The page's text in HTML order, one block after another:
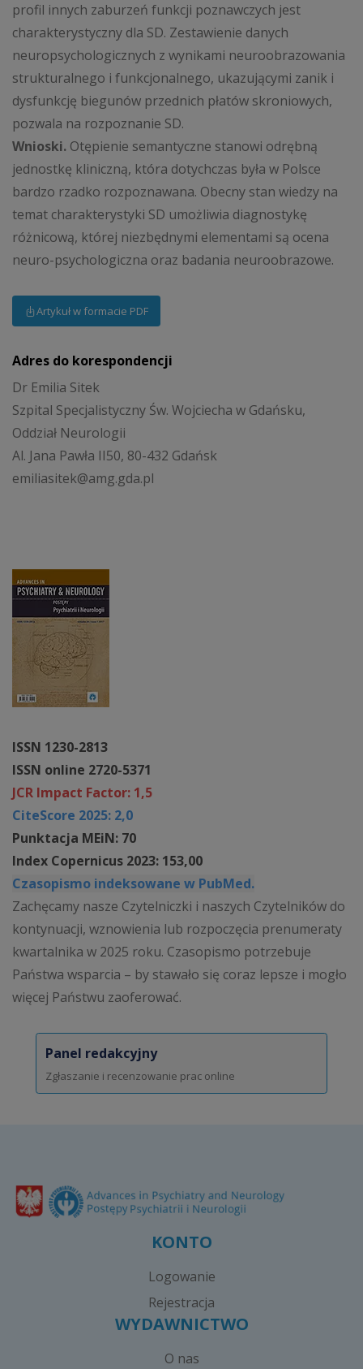
ISSN 1230-2813
ISSN online 2720-5371
JCR Impact Factor: 1,5
CiteScore 2025: 2,0
Punktacja MEiN: 70
Index Copernicus 2023: 153,00
Czasopismo indeksowane w PubMed.
Zachęcamy nasze Czytelniczki i naszych Czytelników do
kontynuacji, wznowienia lub rozpoczęcia prenumeraty
kwartalnika w 2025 roku. Czasopismo potrzebuje
Państwa wsparcia – by stawało się coraz lepsze i mogło
więcej Państwu zaoferować.
Panel redakcyjny
Zgłaszanie i recenzowanie prac online
profil innych zaburzeń funkcji poznawczych jest
charakterystyczny dla SD. Zestawienie danych
neuropsychologicznych z wynikami neuroobrazowania
strukturalnego i funkcjonalnego, ukazującymi zanik i
dysfunkcję biegunów przednich płatów skroniowych,
pozwala na rozpoznanie SD.
Wnioski. Otępienie semantyczne stanowi odrębną
jednostkę kliniczną, która dotychczas była w Polsce
bardzo rzadko rozpoznawana. Obecny stan wiedzy na
temat charakterystyki SD umożliwia diagnostykę
różnicową, której niezbędnymi elementami są ocena
neuro-psychologiczna oraz badania neuroobrazowe.
Artykuł w formacie PDF
Adres do korespondencji
Dr Emilia Sitek
Szpital Specjalistyczny Św. Wojciecha w Gdańsku,
Oddział Neurologii
Al. Jana Pawła II50, 80-432 Gdańsk
emiliasitek@amg.gda.pl
KONTO
Logowanie
Rejestracja
WYDAWNICTWO
O nas